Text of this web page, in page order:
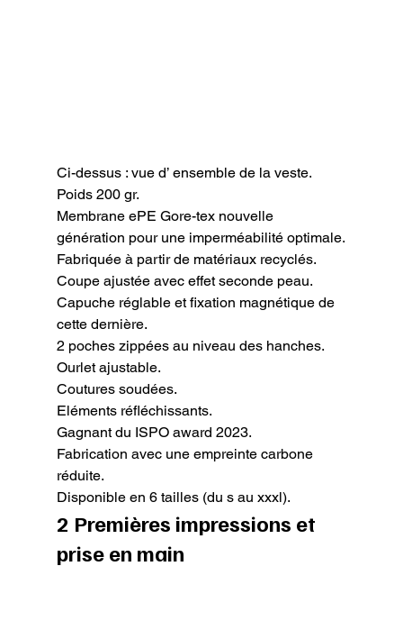
Ci-dessus : vue d’ ensemble de la veste.
Poids 200 gr.
Membrane ePE Gore-tex nouvelle
génération pour une imperméabilité optimale.
Fabriquée à partir de matériaux recyclés.
Coupe ajustée avec effet seconde peau.
Capuche réglable et fixation magnétique de
cette dernière.
2 poches zippées au niveau des hanches.
Ourlet ajustable.
Coutures soudées.
Eléments réfléchissants.
Gagnant du ISPO award 2023.
Fabrication avec une empreinte carbone
réduite.
Disponible en 6 tailles (du s au xxxl).
2 Premières impressions et
prise en main